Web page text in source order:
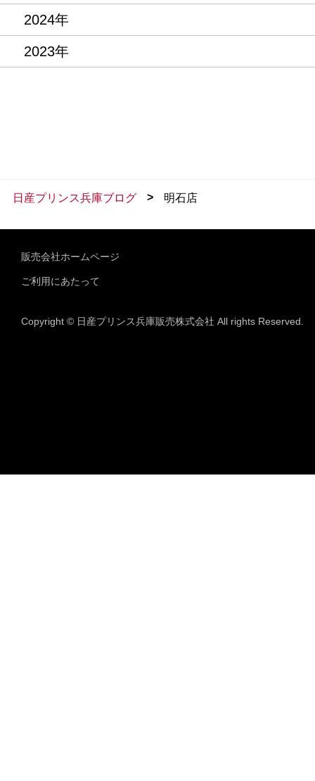
2024年
2023年
日産プリンス兵庫ブログ > 明石店
販売会社ホームページ
ご利用にあたって
Copyright © 日産プリンス兵庫販売株式会社 All rights Reserved.